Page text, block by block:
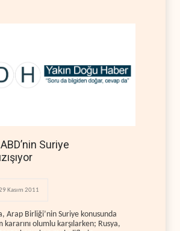
Suriye
Kasım 2011
Arap Birliği’nin Suriye konusunda
kararını olumlu karşılarken; Rusya,